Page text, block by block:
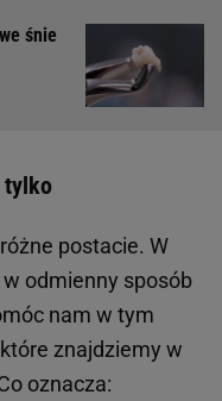
śnie
tylko
postacie. W
odmienny sposób
nam w tym
znajdziemy w
oznacza: